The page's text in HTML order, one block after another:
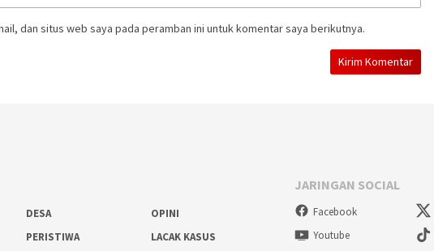
dan situs web saya pada peramban ini untuk komentar saya berikutnya.
DESA
OPINI
PERISTIWA
LACAK KASUS
JARINGAN SOCIAL
Facebook
Youtube